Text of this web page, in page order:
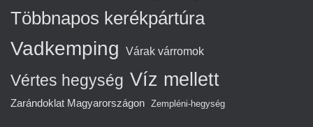
Többnapos kerékpártúra
Vadkemping Várak várromok
Vértes hegység Víz mellett
Zarándoklat Magyarországon Zempléni-hegység